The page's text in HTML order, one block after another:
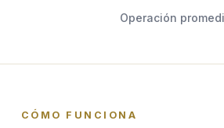
Operación
CÓMO FUNCIONA